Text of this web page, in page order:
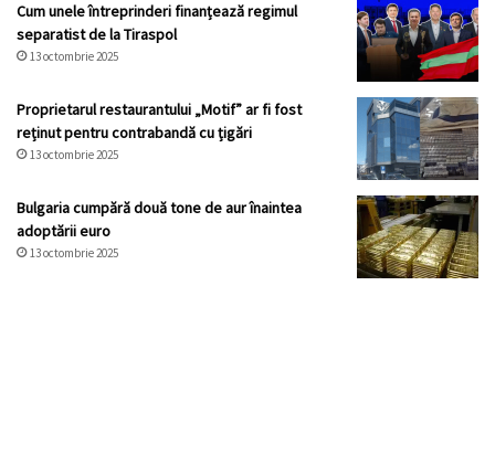
Cum unele întreprinderi finanțează regimul
separatist de la Tiraspol
13 octombrie 2025
Proprietarul restaurantului „Motif” ar fi fost
reținut pentru contrabandă cu țigări
13 octombrie 2025
Bulgaria cumpără două tone de aur înaintea
adoptării euro
13 octombrie 2025